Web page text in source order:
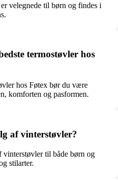
velegnede til børn og findes i
termostøvler hos
hos Føtex bør du være
komforten og pasformen.
af vinterstøvler?
vinterstøvler til både børn og
stilarter.